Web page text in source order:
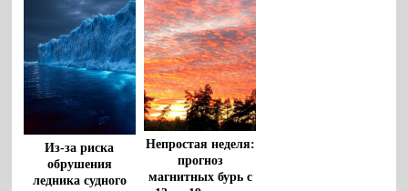
Из-за риска
обрушения
ледника судного
Непростая неделя:
прогноз
магнитных бурь с